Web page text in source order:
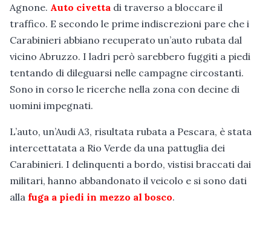
Agnone. Auto civetta di traverso a bloccare il
traffico. E secondo le prime indiscrezioni pare che i
Carabinieri abbiano recuperato un’auto rubata dal
vicino Abruzzo. I ladri però sarebbero fuggiti a piedi
tentando di dileguarsi nelle campagne circostanti.
Sono in corso le ricerche nella zona con decine di
uomini impegnati.
L’auto, un’Audi A3, risultata rubata a Pescara, è stata
intercettatata a Rio Verde da una pattuglia dei
Carabinieri. I delinquenti a bordo, vistisi braccati dai
militari, hanno abbandonato il veicolo e si sono dati
alla fuga a piedi in mezzo al bosco.